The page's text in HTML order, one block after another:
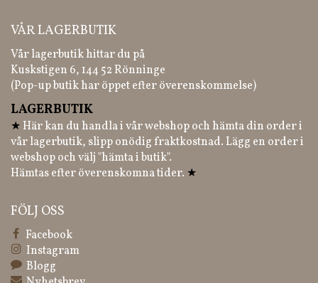
VÅR LAGERBUTIK
Vår lagerbutik hittar du på
Kuskstigen 6, 144 52 Rönninge
(Pop-up butik har öppet efter överenskommelse)
LAGERBUTIK
★ Här kan du handla i vår webshop och hämta din order i
vår lagerbutik, slipp onödig fraktkostnad. Lägg en order i
webshop och välj "hämta i butik".
Hämtas efter överenskomna tider. ★
FÖLJ OSS
Facebook
Instagram
Blogg